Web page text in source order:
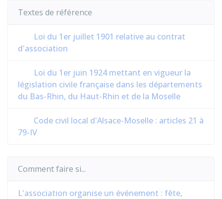
Textes de référence
Loi du 1er juillet 1901 relative au contrat
d'association
Loi du 1er juin 1924 mettant en vigueur la
législation civile française dans les départements
du Bas-Rhin, du Haut-Rhin et de la Moselle
Code civil local d'Alsace-Moselle : articles 21 à
79-IV
Comment faire si...
L'association organise un événement : fête,